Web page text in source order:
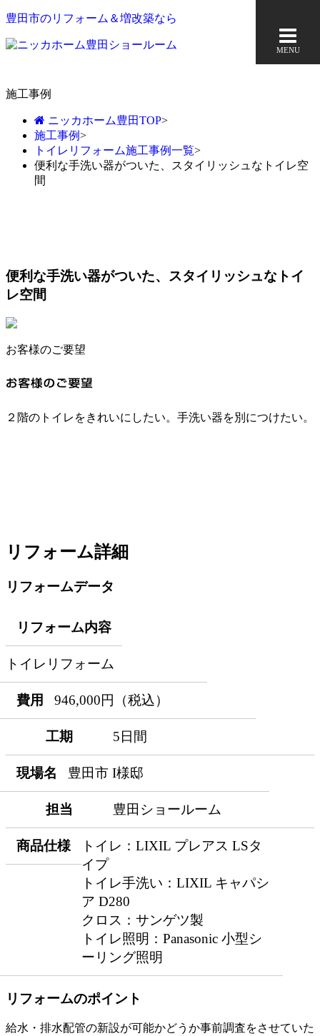
豊田市のリフォーム＆増改築なら
MENU
施工事例
ニッカホーム豊田TOP>
施工事例>
トイレリフォーム施工事例一覧>
便利な手洗い器がついた、スタイリッシュなトイレ空
間
便利な手洗い器がついた、スタイリッシュなトイ
レ空間
お客様のご要望
２階のトイレをきれいにしたい。手洗い器を別につけたい。
リフォーム詳細
リフォームデータ
リフォーム内容
トイレリフォーム
費用 946,000円（税込）
工期 5日間
現場名 豊田市 I様邸
担当 豊田ショールーム
商品仕様
トイレ：LIXIL プレアス LSタ
イプ
トイレ手洗い：LIXIL キャパシ
ア D280
クロス：サンゲツ製
トイレ照明：Panasonic 小型シ
ーリング照明
リフォームのポイント
給水・排水配管の新設が可能かどうか事前調査をさせていた